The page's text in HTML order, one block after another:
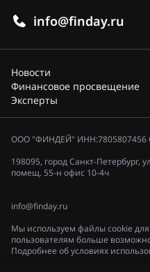
info@finday.ru
Новости
Финансовое просвещение
Эксперты
ООО "ФИНДЕЙ" ИНН:7805807456
198095, город Санкт-Петербург,
помещ. 55-н офис 10-4ч
info@finday.ru
Мы используем файлы cookie для
пользователям больше
Подробнее об условиях